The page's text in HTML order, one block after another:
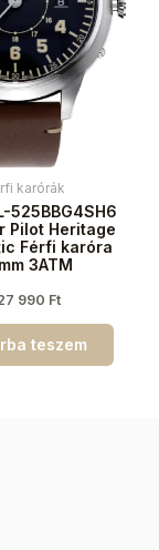
karórák
525BBG4SH6
Pilot Heritage
Férfi karóra
3ATM
990 Ft
teszem